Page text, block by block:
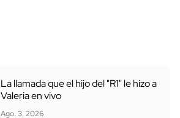
La llamada que el hijo del "R1" le hizo a
Valeria en vivo
Ago. 3, 2026